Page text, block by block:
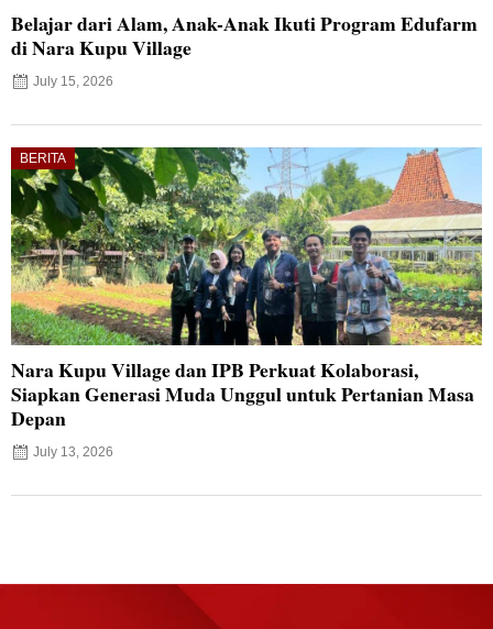
Belajar dari Alam, Anak-Anak Ikuti Program Edufarm
di Nara Kupu Village
July 15, 2026
BERITA
Nara Kupu Village dan IPB Perkuat Kolaborasi,
Siapkan Generasi Muda Unggul untuk Pertanian Masa
Depan
July 13, 2026